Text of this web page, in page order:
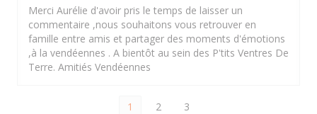
Merci Aurélie d'avoir pris le temps de laisser un
commentaire ,nous souhaitons vous retrouver en
famille entre amis et partager des moments d'émotions
,à la vendéennes . A bientôt au sein des P'tits Ventres De
Terre. Amitiés Vendéennes
1 2 3